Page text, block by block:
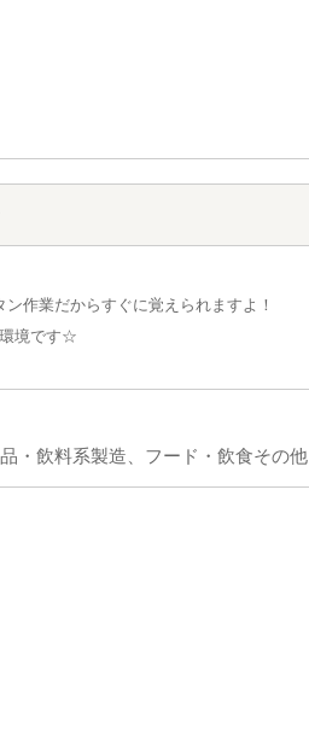
作業だからすぐに覚えられますよ！
境です☆
・飲料系製造、フード・飲食その他